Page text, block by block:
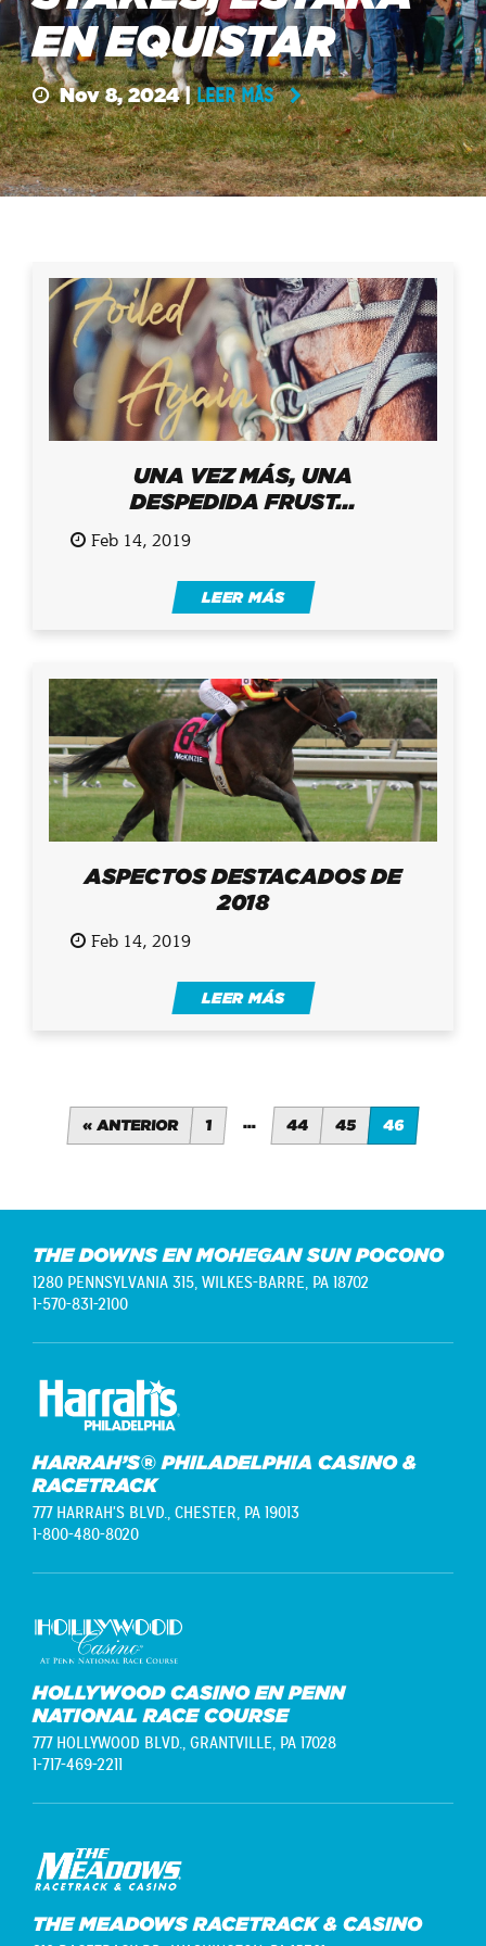
EN EQUISTAR
Nov 8, 2024 |LEER MÁS
UNA VEZ MÁS, UNA
DESPEDIDA FRUST...
Feb 14, 2019
LEER MÁS
ASPECTOS DESTACADOS DE
2018
Feb 14, 2019
LEER MÁS
« ANTERIOR 1 … 44 45 46
THE DOWNS EN MOHEGAN SUN POCONO
1280 PENNSYLVANIA 315, WILKES-BARRE, PA 18702
1-570-831-2100
HARRAH’S® PHILADELPHIA CASINO &
RACETRACK
777 HARRAH'S BLVD., CHESTER, PA 19013
1-800-480-8020
HOLLYWOOD CASINO EN PENN
NATIONAL RACE COURSE
777 HOLLYWOOD BLVD., GRANTVILLE, PA 17028
1-717-469-2211
THE MEADOWS RACETRACK & CASINO